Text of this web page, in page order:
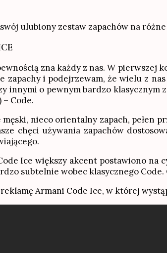
ulubiony zestaw zapachów na
zna każdy z nas. W
zapachy i podejrzewam, że wielu z
innymi o pewnym bardzo klasycznym
Code.
nieco orientalny zapach, pełen
chęci używania zapachów
Ice większy akcent postawiono na
subtelnie wobec klasycznego
Armani Code Ice, w której